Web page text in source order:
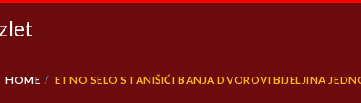
HOME ETNO SELO STANIŠIĆI BANJA DVOROVI BIJELJINA